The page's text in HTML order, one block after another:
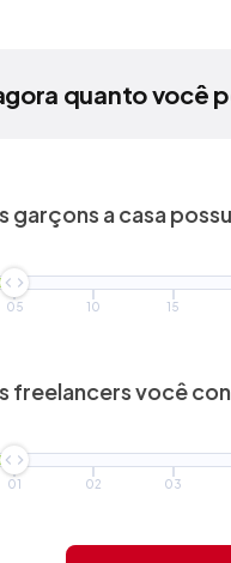
quanto você
garçons a casa
05 10 15
freelancers você
01 02 03